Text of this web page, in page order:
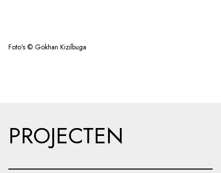
Foto's © Gökhan Kizilbuga
PROJECTEN